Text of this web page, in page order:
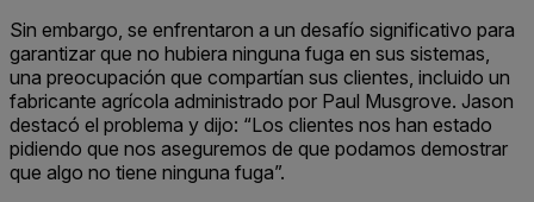
Sin embargo, se enfrentaron a un desafío significativo para
garantizar que no hubiera ninguna fuga en sus sistemas,
una preocupación que compartían sus clientes, incluido un
fabricante agrícola administrado por Paul Musgrove. Jason
destacó el problema y dijo: “Los clientes nos han estado
pidiendo que nos aseguremos de que podamos demostrar
que algo no tiene ninguna fuga”.